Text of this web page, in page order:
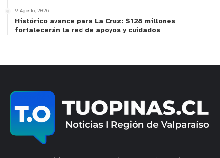
9 Agosto, 2026
Histórico avance para La Cruz: $128 millones
fortalecerán la red de apoyos y cuidados